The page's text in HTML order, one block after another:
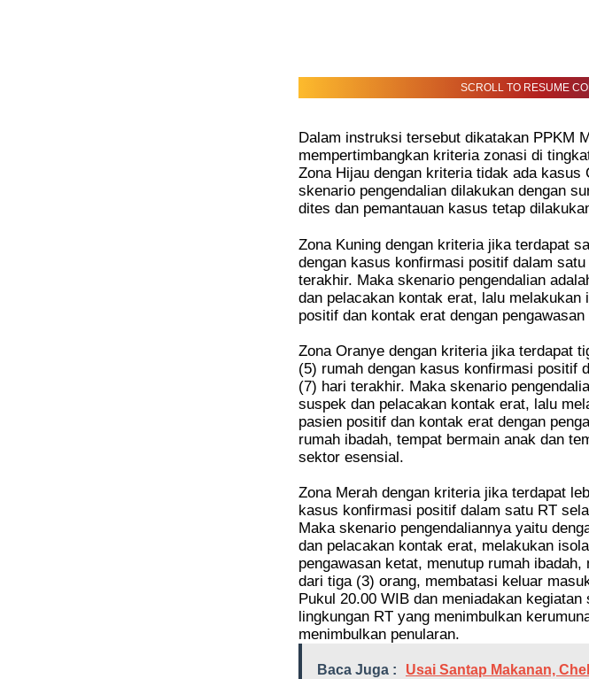
SCROLL TO RESUME
Dalam instruksi tersebut dikatakan PPKM
mempertimbangkan kriteria zonasi di
Zona Hijau dengan kriteria tidak ada kasus
skenario pengendalian dilakukan dengan
dites dan pemantauan kasus tetap
Zona Kuning dengan kriteria jika terdapat
dengan kasus konfirmasi positif dalam
terakhir. Maka skenario pengendalian
dan pelacakan kontak erat, lalu
positif dan kontak erat dengan pengawasan
Zona Oranye dengan kriteria jika terdapat
(5) rumah dengan kasus konfirmasi positif
(7) hari terakhir. Maka skenario
suspek dan pelacakan kontak erat, lalu
pasien positif dan kontak erat dengan
rumah ibadah, tempat bermain anak dan
sektor esensial.
Zona Merah dengan kriteria jika terdapat
kasus konfirmasi positif dalam satu RT
Maka skenario pengendaliannya yaitu
dan pelacakan kontak erat, melakukan
pengawasan ketat, menutup rumah
dari tiga (3) orang, membatasi keluar
Pukul 20.00 WIB dan meniadakan
lingkungan RT yang menimbulkan
menimbulkan penularan.
Baca Juga :
Usai Santap Makanan,